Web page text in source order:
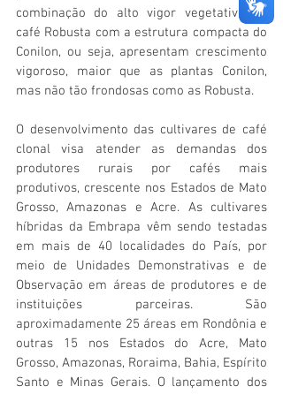
combinação do alto vigor vegetativo do
café Robusta com a estrutura compacta do
Conilon, ou seja, apresentam crescimento
vigoroso, maior que as plantas Conilon,
mas não tão frondosas como as Robusta.
O desenvolvimento das cultivares de café
clonal visa atender as demandas dos
produtores rurais por cafés mais
produtivos, crescente nos Estados de Mato
Grosso, Amazonas e Acre. As cultivares
híbridas da Embrapa vêm sendo testadas
em mais de 40 localidades do País, por
meio de Unidades Demonstrativas e de
Observação em áreas de produtores e de
instituições parceiras. São
aproximadamente 25 áreas em Rondônia e
outras 15 nos Estados do Acre, Mato
Grosso, Amazonas, Roraima, Bahia, Espírito
Santo e Minas Gerais. O lançamento dos